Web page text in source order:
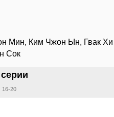
Мин, Ким Чжон Ын, Гвак
Сок
16-20